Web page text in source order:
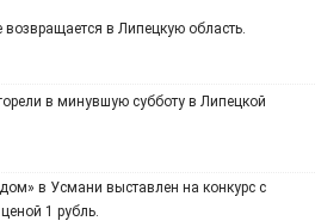
возвращается в Липецкую область.
в минувшую субботу в Липецкой
в Усмани выставлен на конкурс с
1 рубль.